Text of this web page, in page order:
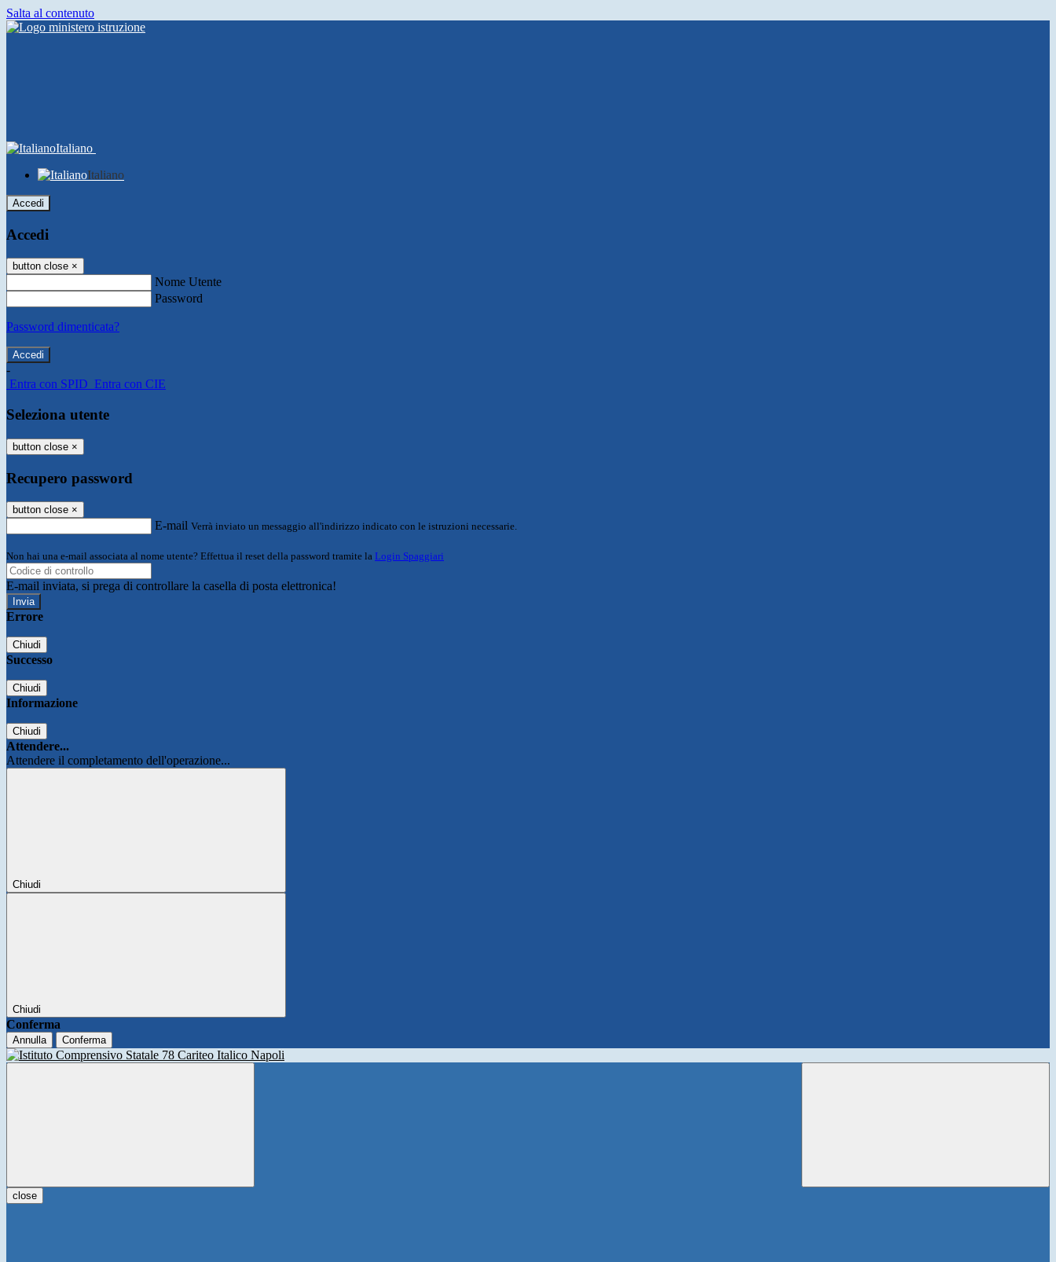
Salta al contenuto
Italiano
Italiano
Accedi
Accedi
button close ×
Nome Utente
Password
Password dimenticata?
-
Entra con SPID Entra con CIE
Seleziona utente
button close ×
Recupero password
button close ×
E-mail Verrà inviato un messaggio all'indirizzo indicato con le istruzioni necessarie.
Non hai una e-mail associata al nome utente? Effettua il reset della password tramite la Login Spaggiari
E-mail inviata, si prega di controllare la casella di posta elettronica!
Errore
Chiudi
Successo
Chiudi
Informazione
Chiudi
Attendere...
Attendere il completamento dell'operazione...
Chiudi
Chiudi
Conferma
Annulla Conferma
close